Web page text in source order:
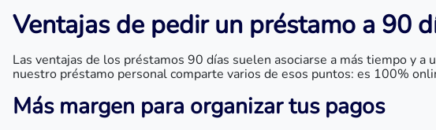
Ventajas de pedir un préstamo a 90
Las ventajas de los préstamos 90 días suelen asociarse a más tiempo y
nuestro préstamo personal comparte varios de esos puntos: es 100%
Más margen para organizar tus pagos